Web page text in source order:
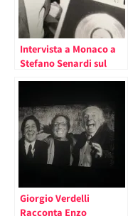
Intervista a Monaco a
Stefano Senardi sul
artista vivo nella
memoria collettiva”
Giorgio Verdelli
Racconta Enzo